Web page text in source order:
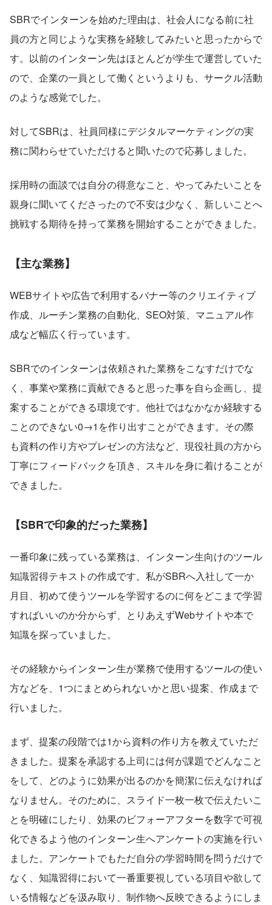
SBRでインターンを始めた理由は、社会人になる前に社
員の方と同じような実務を経験してみたいと思ったからで
す。以前のインターン先はほとんどが学生で運営していた
ので、企業の一員として働くというよりも、サークル活動
のような感覚でした。
対してSBRは、社員同様にデジタルマーケティングの実
務に関わらせていただけると聞いたので応募しました。
採用時の面談では自分の得意なこと、やってみたいことを
親身に聞いてくださったので不安は少なく、新しいことへ
挑戦する期待を持って業務を開始することができました。
【主な業務】
WEBサイトや広告で利用するバナー等のクリエイティブ
作成、ルーチン業務の自動化、SEO対策、マニュアル作
成など幅広く行っています。
SBRでのインターンは依頼された業務をこなすだけでな
く、事業や業務に貢献できると思った事を自ら企画し、提
案することができる環境です。他社ではなかなか経験する
ことのできない0→1を作り出すことができます。その際
も資料の作り方やプレゼンの方法など、現役社員の方から
丁寧にフィードバックを頂き、スキルを身に着けることが
できました。
【SBRで印象的だった業務】
一番印象に残っている業務は、インターン生向けのツール
知識習得テキストの作成です。私がSBRへ入社して一か
月目、初めて使うツールを学習するのに何をどこまで学習
すればいいのか分からず、とりあえずWebサイトや本で
知識を探っていました。
その経験からインターン生が業務で使用するツールの使い
方などを、1つにまとめられないかと思い提案、作成まで
行いました。
まず、提案の段階では1から資料の作り方を教えていただ
きました。提案を承認する上司には何が課題でどんなこと
をして、どのように効果が出るのかを簡潔に伝えなければ
なりません。そのために、スライド一枚一枚で伝えたいこ
とを明確にしたり、効果のビフォーアフターを数字で可視
化できるよう他のインターン生へアンケートの実施を行い
ました。アンケートでもただ自分の学習時間を問うだけで
なく、知識習得において一番重要視している項目や欲して
いる情報などを汲み取り、制作物へ反映できるようにしま